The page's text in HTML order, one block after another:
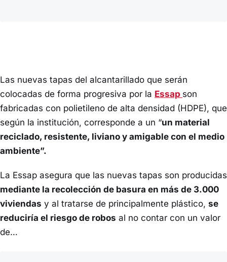
Las nuevas tapas del alcantarillado que serán
colocadas de forma progresiva por la Essap son
fabricadas con polietileno de alta densidad (HDPE), que
según la institución, corresponde a un “un material
reciclado, resistente, liviano y amigable con el medio
ambiente”.
La Essap asegura que las nuevas tapas son producidas
mediante la recolección de basura en más de 3.000
viviendas y al tratarse de principalmente plástico, se
reduciría el riesgo de robos al no contar con un valor
de…